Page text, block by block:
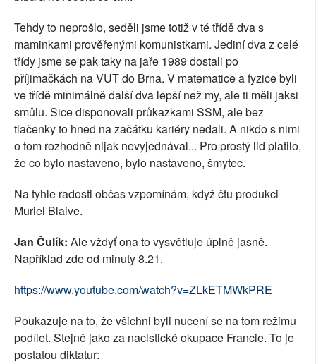
Tehdy to neprošlo, seděli jsme totiž v té třídě dva s
maminkami prověřenými komunistkami. Jediní dva z celé
třídy jsme se pak taky na jaře 1989 dostali po
příjimačkách na VUT do Brna. V matematice a fyzice byli
ve třídě minimálně další dva lepší než my, ale ti měli jaksi
smůlu. Sice disponovali průkazkami SSM, ale bez
tlačenky to hned na začátku kariéry nedali. A nikdo s nimi
o tom rozhodně nijak nevyjednával... Pro prostý lid platilo,
že co bylo nastaveno, bylo nastaveno, šmytec.
Na tyhle radosti občas vzpomínám, když čtu produkci
Muriel Blaive.
Jan Čulík: Ale vždyť ona to vysvětluje úplně jasně.
Například zde od minuty 8.21.
https://www.youtube.com/watch?v=ZLkETMWkPRE
Poukazuje na to, že všichni byli nucení se na tom režimu
podílet. Stejně jako za nacistické okupace Francie. To je
postatou diktatur: